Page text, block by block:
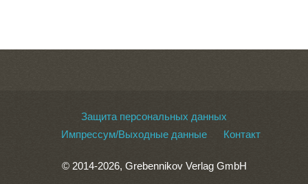
Защита персональных данных
Импрессум/Выходные данные
Контакт
© 2014-2026, Grebennikov Verlag GmbH